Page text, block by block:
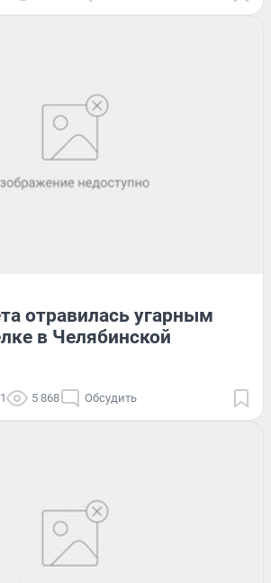
отравилась угарным
в Челябинской
5 868 Обсудить